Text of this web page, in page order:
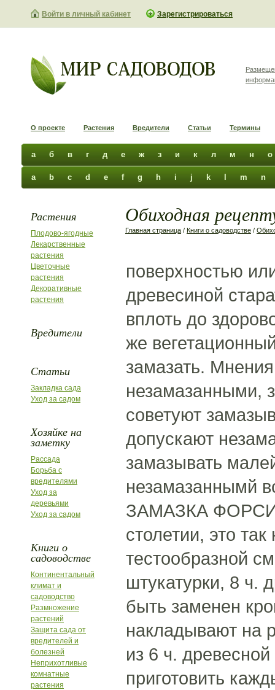
Войти в личный кабинет Зарегистрироваться
О проекте Растения Вредители Статьи Термины
а б в г д е ж з и к л м н о
a b c d e f g h i j k m n
Растения
Плодово-ягодные
Лекарственные
растения
Цветочные
растения
Декоративные
растения
Вредители
Статьи
Закладка сада
Уход за садом
Хозяйке на
заметку
Рассада
Борьба с
вредителями
Уход за
деревьями
Уход за садом
Книги о
садоводстве
Континентальный
климат и
садоводство
Размножение
растений
Защита сада от
вредителей и
болезней
Неприхотливые
комнатные
растения
Обиходная
Главная страница / Книги о садоводстве /
поверхностью
древесиной
вплоть до
же
замазать.
незамазанными,
советуют
допускают
замазывать
незамазаннымй
ЗАМАЗКА
столетии, это
тестообразной
штукатурки, 8 ч.
быть заменен
накладывают на
из 6 ч.
приготовить